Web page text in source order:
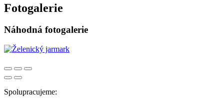
Fotogalerie
Náhodná fotogalerie
Spolupracujeme: